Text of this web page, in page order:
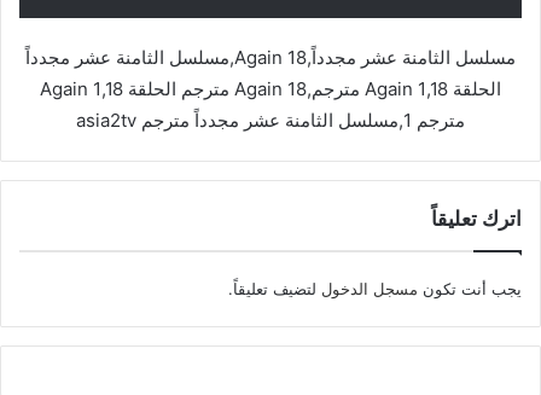
مسلسل الثامنة عشر مجدداً,18 Again,مسلسل الثامنة عشر مجدداً
الحلقة 1,18 Again مترجم,18 Again مترجم الحلقة 1,18 Again
مترجم 1,مسلسل الثامنة عشر مجدداً مترجم asia2tv
اترك تعليقاً
يجب أنت تكون مسجل الدخول لتضيف تعليقاً.